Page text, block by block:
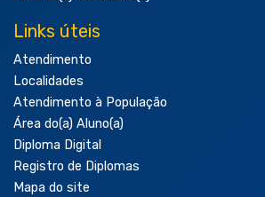
Links úteis
Atendimento
Localidades
Atendimento à População
Área do(a) Aluno(a)
Diploma Digital
Registro de Diplomas
Mapa do site